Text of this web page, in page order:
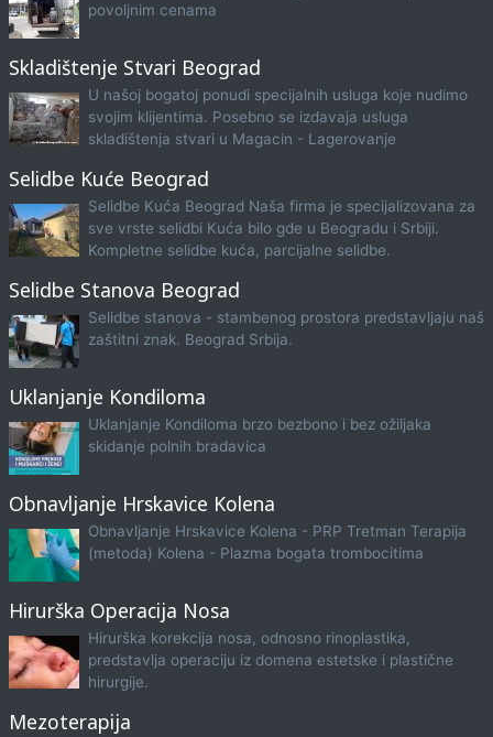
povoljnim cenama
Skladištenje Stvari Beograd
U našoj bogatoj ponudi specijalnih usluga koje nudimo
svojim klijentima. Posebno se izdavaja usluga
skladištenja stvari u Magacin - Lagerovanje
Selidbe Kuće Beograd
Selidbe Kuća Beograd Naša firma je specijalizovana za
sve vrste selidbi Kuća bilo gde u Beogradu i Srbiji.
Kompletne selidbe kuća, parcijalne selidbe.
Selidbe Stanova Beograd
Selidbe stanova - stambenog prostora predstavljaju naš
zaštitni znak. Beograd Srbija.
Uklanjanje Kondiloma
Uklanjanje Kondiloma brzo bezbono i bez ožiljaka
skidanje polnih bradavica
Obnavljanje Hrskavice Kolena
Obnavljanje Hrskavice Kolena - PRP Tretman Terapija
(metoda) Kolena - Plazma bogata trombocitima
Hirurška Operacija Nosa
Hirurška korekcija nosa, odnosno rinoplastika,
predstavlja operaciju iz domena estetske i plastične
hirurgije.
Mezoterapija